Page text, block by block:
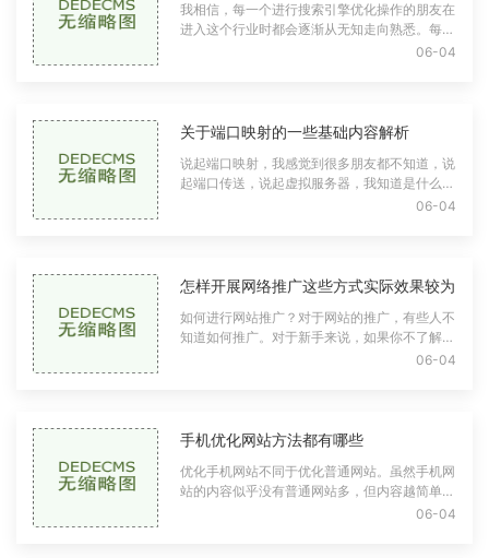
我相信，每一个进行搜索引擎优化操作的朋友在
进入这个行业时都会逐渐从无知走向熟悉。每个
优化搜索引擎优化的网站所有者都需要不断学
06-04
关于端口映射的一些基础内容解析
说起端口映射，我感觉到很多朋友都不知道，说
起端口传送，说起虚拟服务器，我知道是什么。
对于端口映射，所用宽带路由器的名称将不同于
06-04
怎样开展网络推广这些方式实际效果较为
如何进行网站推广？对于网站的推广，有些人不
知道如何推广。对于新手来说，如果你不了解网
站的推广，你需要先对相关知识有一个详细的了
06-04
手机优化网站方法都有哪些
优化手机网站不同于优化普通网站。虽然手机网
站的内容似乎没有普通网站多，但内容越简单，
需要优化的内容就越多。否则，就没有办法简化
06-04